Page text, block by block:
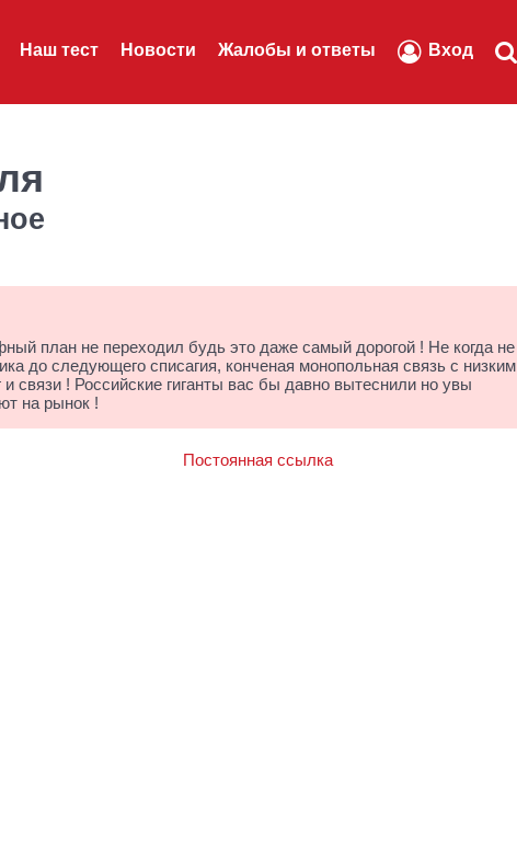
Наш тест Новости Жалобы и ответы Вход
план не переходил будь это даже самый дорогой ! Не когда не
до следующего списагия, конченая монопольная связь с низким
и связи ! Российские гиганты вас бы давно вытеснили но увы
на рынок !
Постоянная ссылка